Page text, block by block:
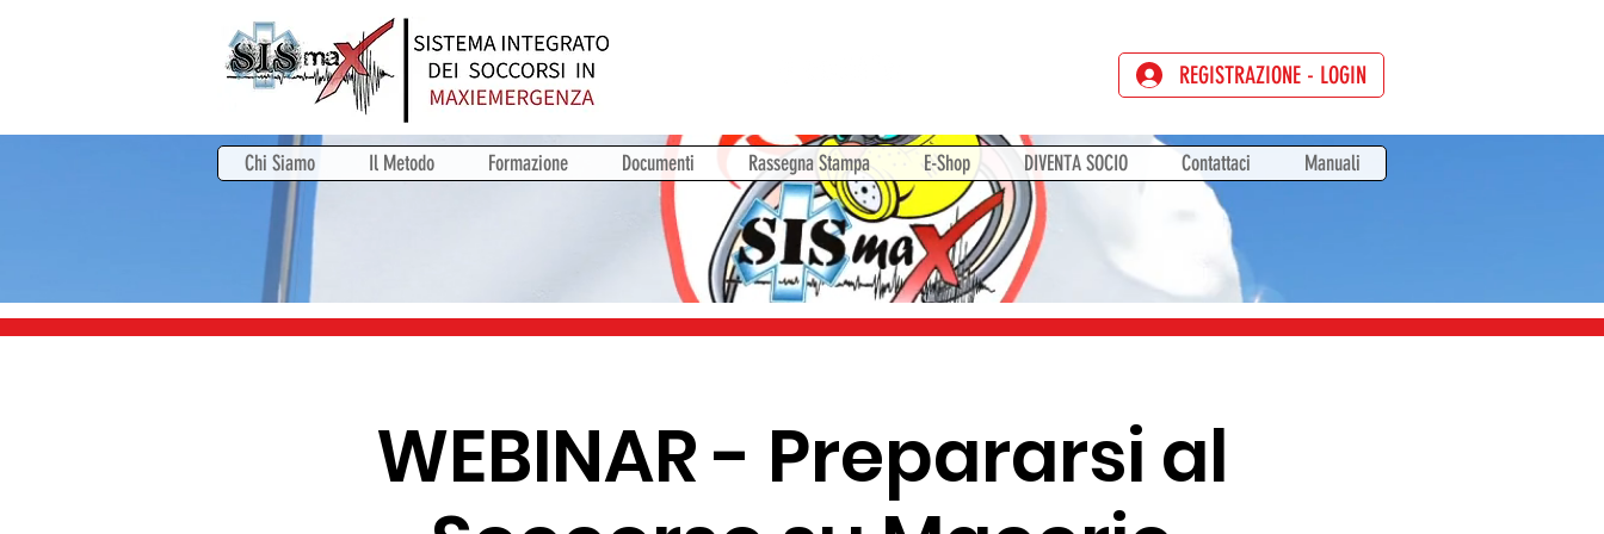
REGISTRAZIONE - LOGIN
Chi Siamo Il Metodo Formazione Documenti Rassegna Stampa E-Shop DIVENTA SOCIO Contattaci Manuali
WEBINAR - Prepararsi al